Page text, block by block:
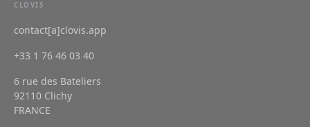
CLOVIS
contact[a]clovis.app
+33 1 76 46 03 40
6 rue des Bateliers
92110 Clichy
FRANCE